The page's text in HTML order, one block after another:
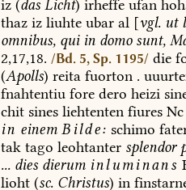
iz(dasLicht) irheffeufan
thazizliuhteubaral[vgl.ut
omnibus,quiindomosunt,
2,17,18. /Bd. 5, Sp. 1195/ die
(Apolls) reitafuorton.
fnahtentiuforedero heizi
chitsinesliehtentenfiuresNc
in einem Bilde: schimo
taktago leohtanter splendor
...diesdierum inluminans
lioht(sc.Christus) in